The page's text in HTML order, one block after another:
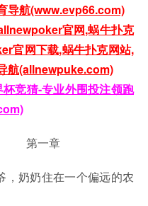
航(www.evp66.com)
官网,蜗牛扑克
官网下载,蜗牛扑克网站,
航(allnewpuke.com)
竞猜-专业外围投注领跑
奶奶住在一个偏远的农